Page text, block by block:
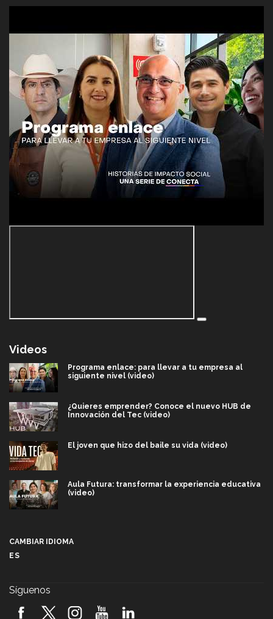
Videos
Programa enlace: para llevar a tu empresa al
siguiente nivel (video)
¿Quieres emprender? Conoce el nuevo HUB de
Innovación del Tec (video)
El joven que hizo del baile su vida (video)
Aula Futura: transformar la experiencia educativa
(video)
2026! (video)
CAMBIAR IDIOMA
ES
Síguenos